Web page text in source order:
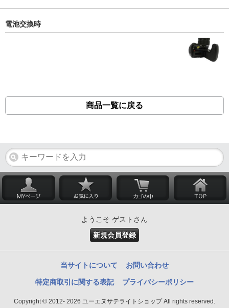
電池交換時
商品一覧に戻る
ようこそ ゲストさん
新規会員登録
当サイトについて お問い合わせ
特定商取引に関する表記 プライバシーポリシー
Copyright © 2012- 2026 ユーエヌサテライトショップ All rights reserved.